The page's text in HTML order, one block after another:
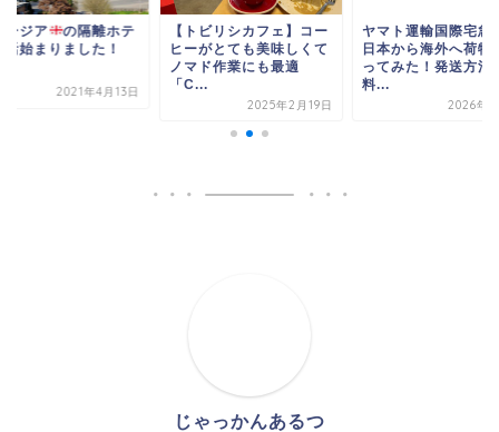
ビリシカフェ】コー
がとても美味しくて
ヤマト運輸国際宅急便で
日本から海外へ荷物を送
ってみた！発送方法、
料...
2026年1月7日
ジョージア
の隔離
ル生活始まりました
じゃっかんあるつ